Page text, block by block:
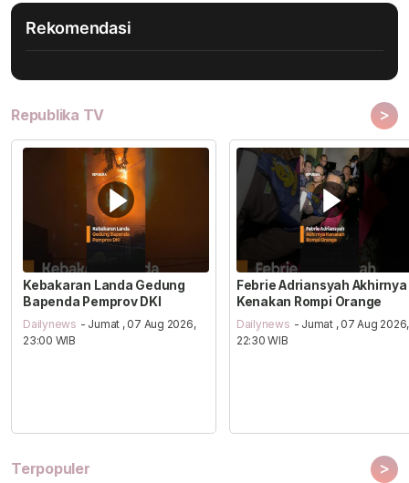
Rekomendasi
Republika TV >
Kebakaran Landa Gedung
Bapenda Pemprov DKI
Dailynews - Jumat , 07 Aug 2026,
23:00 WIB
Febrie Adriansyah Akhirnya
Kenakan Rompi Orange
Dailynews - Jumat , 07 Aug 2026,
22:30 WIB
Terpopuler >